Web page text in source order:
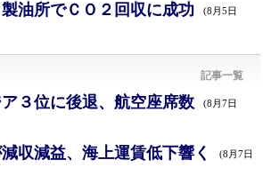
油所でＣＯ２回収に成功 (8月5日
記事一覧
３位に後退、航空座席数 (8月7日
収減益、海上運賃低下響く (8月7日